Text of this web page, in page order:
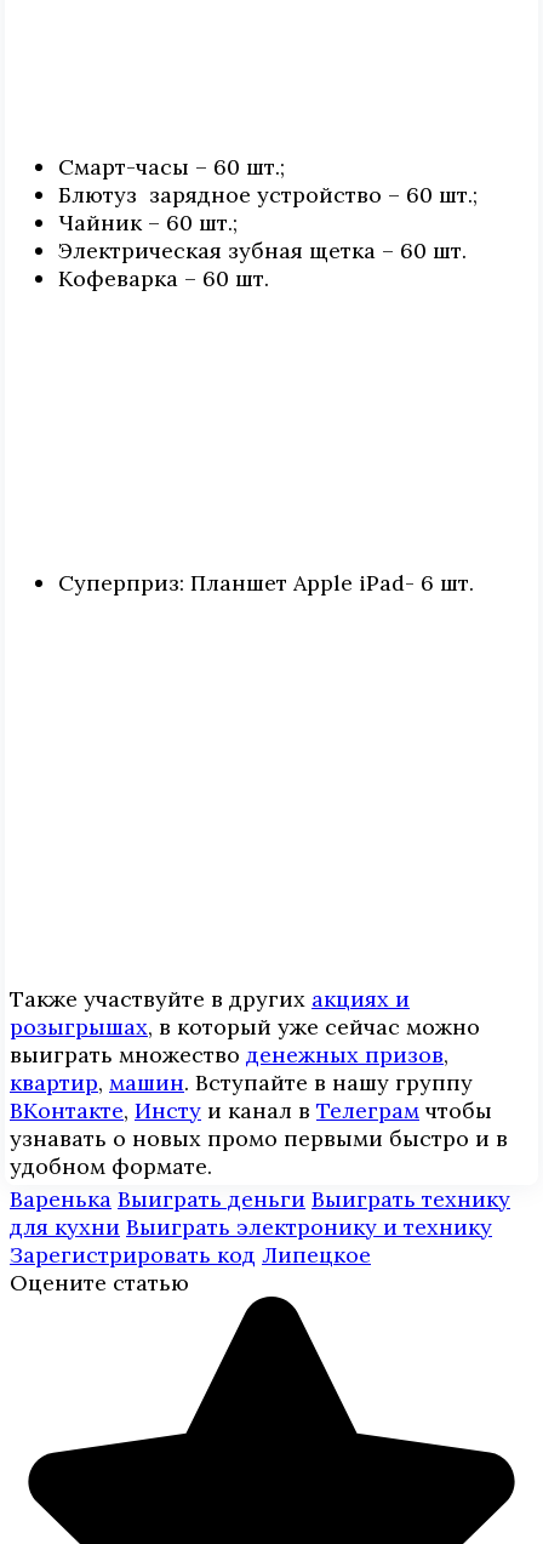
Смарт-часы – 60 шт.;
Блютуз зарядное устройство – 60 шт.;
Чайник – 60 шт.;
Электрическая зубная щетка – 60 шт.
Кофеварка – 60 шт.
Суперприз: Планшет Apple iPad- 6 шт.
Также участвуйте в других акциях и
розыгрышах, в который уже сейчас можно
выиграть множество денежных призов,
квартир, машин. Вступайте в нашу группу
ВКонтакте, Инcтy и канал в Телеграм чтобы
узнавать о новых промо первыми быстро и в
удобном формате.
Варенька Выиграть деньги Выиграть технику
для кухни Выиграть электронику и технику
Зарегистрировать код Липецкое
Оцените статью